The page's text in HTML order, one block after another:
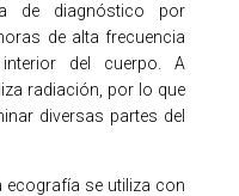
de diagnóstico por
de alta frecuencia
del cuerpo. A
radiación, por lo que
diversas partes del
ecografía se utiliza con